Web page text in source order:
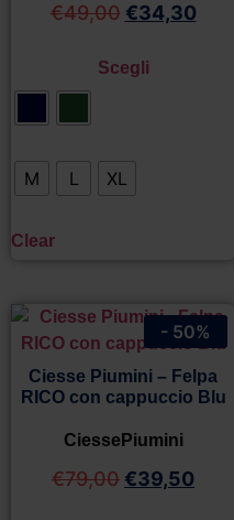
€49,00 €34,30
Scegli
M L XL
Clear
Ciesse Piumini – Felpa
RICO con cappuccio Blu
CiessePiumini
€79,00 €39,50
- 50%